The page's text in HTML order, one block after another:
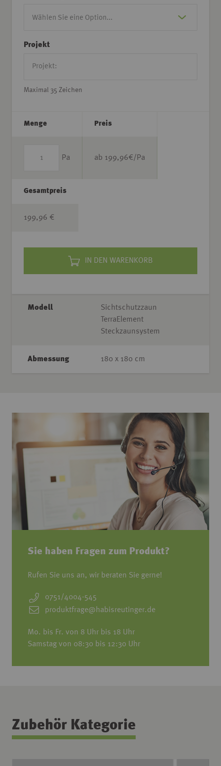
Sie haben Fragen zum Produkt?
Rufen Sie uns an, wir beraten Sie gerne!
0751/4004-545
produktfrage@habisreutinger.de
Mo. bis Fr. von 8 Uhr bis 18 Uhr
Samstag von 08:30 bis 12:30 Uhr
Projekt
Maximal 35 Zeichen
Menge
Pa
Preis
ab 199,96€/Pa
Gesamtpreis
199,96 €
IN DEN WARENKORB
Modell
Sichtschutzzaun
TerraElement
Steckzaunsystem
Abmessung 180 x 180 cm
Zubehör Kategorie